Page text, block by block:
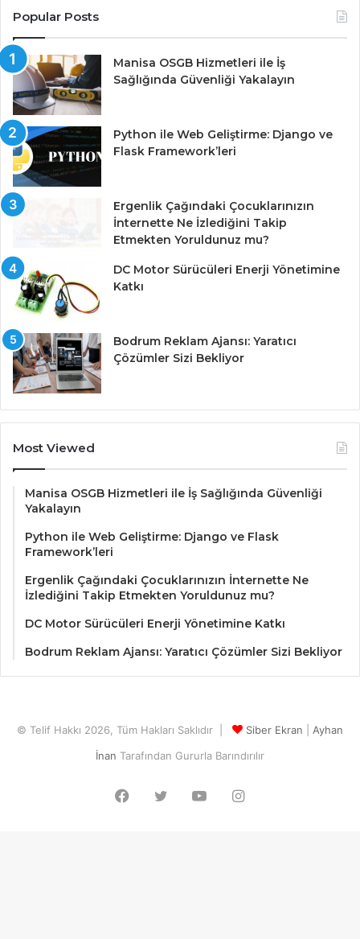
Popular Posts
Manisa OSGB Hizmetleri ile İş
Sağlığında Güvenliği Yakalayın
Python ile Web Geliştirme: Django ve
Flask Framework’leri
Ergenlik Çağındaki Çocuklarınızın
İnternette Ne İzlediğini Takip
Etmekten Yoruldunuz mu?
DC Motor Sürücüleri Enerji Yönetimine
Katkı
Bodrum Reklam Ajansı: Yaratıcı
Çözümler Sizi Bekliyor
Most Viewed
Manisa OSGB Hizmetleri ile İş Sağlığında Güvenliği
Yakalayın
Python ile Web Geliştirme: Django ve Flask
Framework’leri
Ergenlik Çağındaki Çocuklarınızın İnternette Ne
İzlediğini Takip Etmekten Yoruldunuz mu?
DC Motor Sürücüleri Enerji Yönetimine Katkı
Bodrum Reklam Ajansı: Yaratıcı Çözümler Sizi Bekliyor
© Telif Hakkı 2026, Tüm Hakları Saklıdır | Siber Ekran
Ayhan
İnan Tarafından Gururla Barındırılır
Facebook
Twitter YouTubeInstagram